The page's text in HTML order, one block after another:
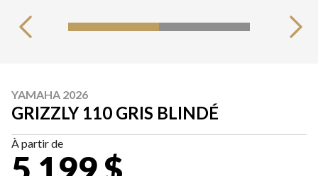
YAMAHA 2026
GRIZZLY 110 GRIS BLINDÉ
À partir de